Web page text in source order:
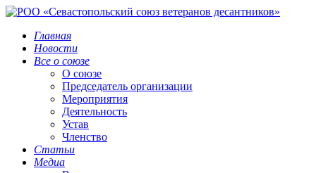
Главная
Новости
Все о союзе
О союзе
Председатель организации
Мероприятия
Деятельность
Устав
Членство
Статьи
Медиа